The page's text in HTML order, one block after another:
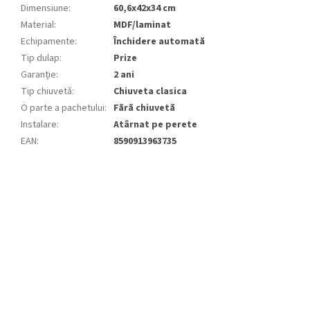
Dimensiune:
60,6x42x34 cm
Material:
MDF/laminat
Echipamente:
Închidere automată
Tip dulap:
Prize
Garanție:
2 ani
Tip chiuvetă:
Chiuveta clasica
O parte a pachetului: Fără chiuvetă
Instalare:
Atârnat pe perete
EAN: 8590913963735